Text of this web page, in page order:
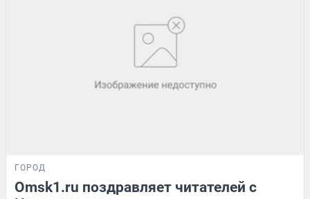
ГОРОД
Omsk1.ru поздравляет читателей с